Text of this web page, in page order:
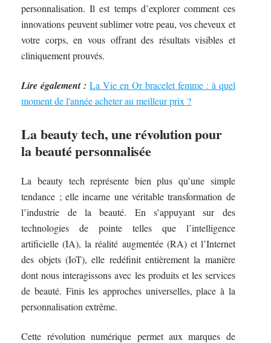
personnalisation. Il est temps d’explorer comment ces
innovations peuvent sublimer votre peau, vos cheveux et
votre corps, en vous offrant des résultats visibles et
cliniquement prouvés.
Lire également : La Vie en Or bracelet femme : à quel
moment de l'année acheter au meilleur prix ?
La beauty tech, une révolution pour
la beauté personnalisée
La beauty tech représente bien plus qu’une simple
tendance ; elle incarne une véritable transformation de
l’industrie de la beauté. En s’appuyant sur des
technologies de pointe telles que l’intelligence
artificielle (IA), la réalité augmentée (RA) et l’Internet
des objets (IoT), elle redéfinit entièrement la manière
dont nous interagissons avec les produits et les services
de beauté. Finis les approches universelles, place à la
personnalisation extrême.
Cette révolution numérique permet aux marques de